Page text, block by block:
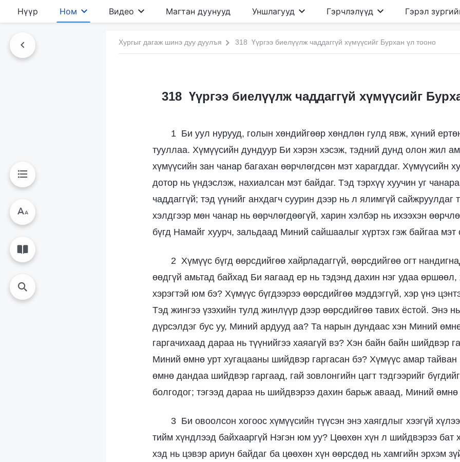
Нүүр Ном Видео Магтан дуунууд Уншлагууд Гэрчлэлүүд Гэрэл
Хургыг дагаж шинэ дуу дуулъя 318 Үүргээ биелүүлж чаддаггүй хүмүүсийг Бурхан үл тооно
318 Үүргээ биелүүлж чаддаггүй хүмүүсийг
1 Би уул нурууд, голын хөндийгөөр хөндлөн гулд явж, хүний
тууллаа. Хүмүүсийн дундуур Би хэрэн хэсэж, тэдний дунд олон жил
хүмүүсийн зан чанар багахан өөрчлөгдсөн мэт харагддаг. Хүмүүсийн
дотор нь үндэслэж, нахиалсан мэт байдаг. Тэд тэрхүү хуучин уг
чаддаггүй; тэд үүнийг анхдагч суурин дээр нь л ялимгүй сайжруулдаг
хэлдгээр мөн чанар нь өөрчлөгдөөгүй, харин хэлбэр нь ихээхэн
бүгд Намайг хуурч, зальдаад Миний сайшаалыг хүртэх гэж байгаа мэт
2 Хүмүүс бүгд өөрсдийгөө хайрладаггүй, өөрсдийгөө огт
өөдгүй амьтад байхад Би яагаад ер нь тэдэнд дахин нэг удаа өршөөл,
хэрэгтэй юм бэ? Хүмүүс бүгдээрээ өөрсдийгөө мэддэггүй, хэр үнэ
Тэд жингээ үзэхийн тулд жинлүүр дээр өөрсдийгөө тавих ёстой. Энэ
дүрсэлдэг бус уу, Миний ардууд аа? Та нарын дундаас хэн Миний
гаргачихаад дараа нь түүнийгээ хаяагүй вэ? Хэн байн байн шийдвэр
Миний өмнө урт хугацааны шийдвэр гаргасан бэ? Хүмүүс амар
өмнө дандаа шийдвэр гаргаад, гай зовлонгийн цагт тэдгээрийг
болгодог; тэгээд дараа нь шийдвэрээ дахин барьж аваад, Миний өмнө
3 Би овоолсон хогоос хүмүүсийн түүсэн энэ хаягдлыг хээгүй
тийм хүндлээд байхааргүй Нэгэн юм уу? Цөөхөн хүн л шийдвэрээ бат
хэд нь цэвэр ариун байдаг ба цөөхөн хүн өөрсдөд нь хамгийн эрхэм